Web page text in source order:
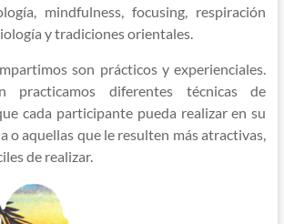
mindfulness, focusing, respiración
y tradiciones orientales.
son prácticos y experienciales.
practicamos diferentes técnicas de
cada participante pueda realizar en su
o aquellas que le resulten más atractivas,
de realizar.